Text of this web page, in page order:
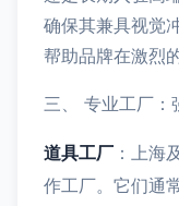
确保其兼具视觉
帮助品牌在激烈
三、 专业工厂：
道具工厂 ：上海
作工厂。它们通